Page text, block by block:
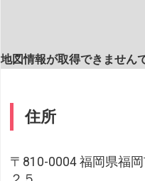
地図情報が取得できません
住所
〒810-0004 福岡県福